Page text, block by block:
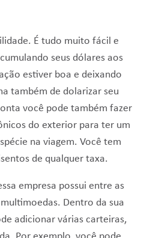
É tudo muito fácil e
seus dólares aos
estiver boa e deixando
também de dolarizar seu
você pode também fazer
do exterior para ter um
na viagem. Você tem
de qualquer taxa.
empresa possui entre as
Dentro da sua
adicionar várias carteiras,